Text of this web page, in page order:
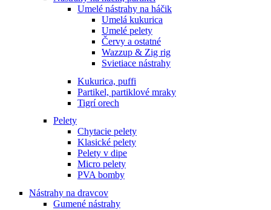
Umelé nástrahy na háčik
Umelá kukurica
Umelé pelety
Červy a ostatné
Wazzup & Zig rig
Svietiace nástrahy
Kukurica, puffi
Partikel, partiklové mraky
Tigrí orech
Pelety
Chytacie pelety
Klasické pelety
Pelety v dipe
Micro pelety
PVA bomby
Nástrahy na dravcov
Gumené nástrahy